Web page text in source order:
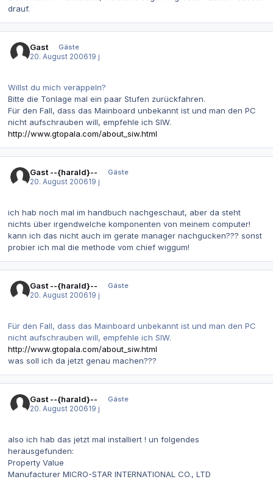
drauf.
Gast
Gäste
20. August 200619 j
Willst du mich veräppeln?
Bitte die Tonlage mal ein paar Stufen zurückfahren.
Für den Fall, dass das Mainboard unbekannt ist und man den PC
nicht aufschrauben will, empfehle ich SIW.
http://www.gtopala.com/about_siw.html
Gast --{harald}--
Gäste
20. August 200619 j
ich hab noch mal im handbuch nachgeschaut, aber da steht
nichts über irgendwelche komponenten von meinem computer!
kann ich das nicht auch im gerate manager nachgucken??? sonst
probier ich mal die methode vom chief wiggum!
Gast --{harald}--
Gäste
20. August 200619 j
Für den Fall, dass das Mainboard unbekannt ist und man den PC
nicht aufschrauben will, empfehle ich SIW.
http://www.gtopala.com/about_siw.html
was soll ich da jetzt genau machen???
Gast --{harald}--
Gäste
20. August 200619 j
also ich hab das jetzt mal installiert ! un folgendes
herausgefunden:
Property Value
Manufacturer MICRO-STAR INTERNATIONAL CO., LTD